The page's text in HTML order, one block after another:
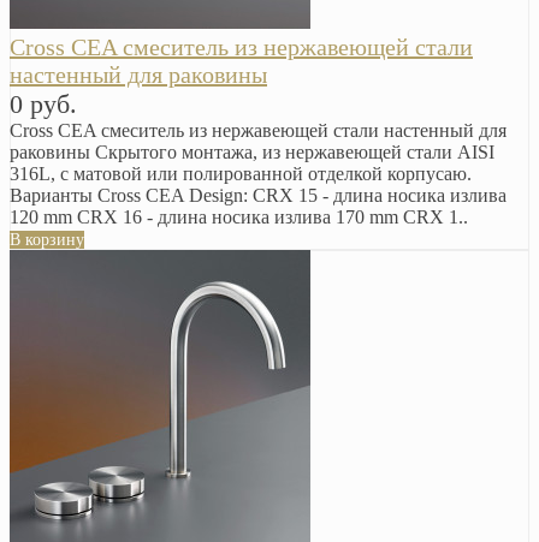
Cross CEA смеситель из нержавеющей стали
настенный для раковины
0 руб.
Cross CEA смеситель из нержавеющей стали настенный для
раковины Скрытого монтажа, из нержавеющей стали AISI
316L, с матовой или полированной отделкой корпусаю.
Варианты Cross CEA Design: CRX 15 - длина носика излива
120 mm CRX 16 - длина носика излива 170 mm CRX 1..
В корзину